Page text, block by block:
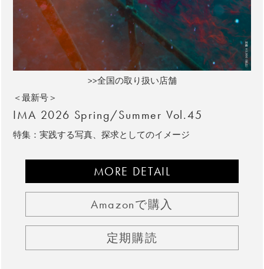
>>全国の取り扱い店舗
＜最新号＞
IMA 2026 Spring/Summer Vol.45
特集：実践する写真、探求としてのイメージ
MORE DETAIL
Amazonで購入
定期購読